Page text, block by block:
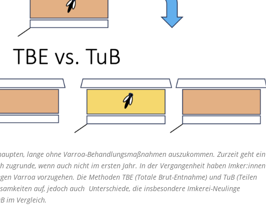
lange ohne Varroa-Behandlungsmaßnahmen auszukommen. Zurzeit geht ein
zugrunde, wenn auch nicht im ersten Jahr. In der Vergangenheit haben Imker:innen
Varroa vorzugehen. Die Methoden TBE (Totale Brut-Entnahme) und TuB (Teilen
auf, jedoch auch Unterschiede, die insbesondere Imkerei-Neulinge
im Vergleich.